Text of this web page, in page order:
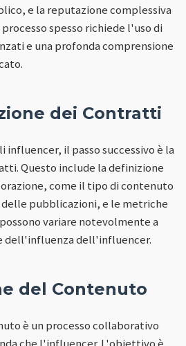
e la reputazione complessiva
spesso richiede l'uso di
e una profonda comprensione
dei Contratti
influencer, il passo successivo è la
Questo include la definizione
come il tipo di contenuto
pubblicazioni, e le metriche
variare notevolmente a
dell'influenza dell'influencer.
del Contenuto
è un processo collaborativo